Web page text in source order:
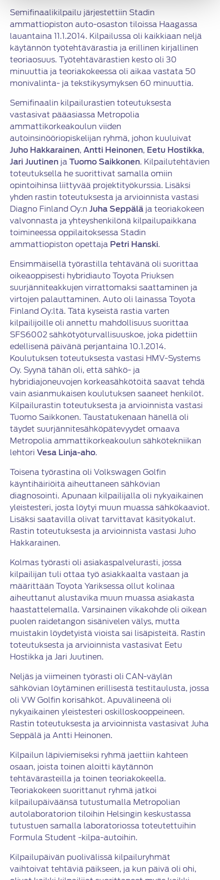
Semifinaalikilpailu järjestettiin Stadin
ammattiopiston auto-osaston tiloissa Haagassa
lauantaina 11.1.2014. Kilpailussa oli kaikkiaan neljä
käytännön työtehtävärastia ja erillinen kirjallinen
teoriaosuus. Työtehtävärastien kesto oli 30
minuuttia ja teoriakokeessa oli aikaa vastata 50
monivalinta- ja tekstikysymyksen 60 minuuttia.
Semifinaalin kilpailurastien toteutuksesta
vastasivat pääasiassa Metropolia
ammattikorkeakoulun viiden
autoinsinööriopiskelijan ryhmä, johon kuuluivat
Juho Hakkarainen, Antti Heinonen, Eetu Hostikka,
Jari Juutinen jaTuomo Saikkonen. Kilpailutehtävien
toteutuksella he suorittivat samalla omiin
opintoihinsa liittyvää projektityökurssia. Lisäksi
yhden rastin toteutuksesta ja arvioinnista vastasi
Diagno Finland Oy:n Juha Seppälä ja teoriakokeen
valvonnasta ja yhteyshenkilönä kilpailupaikkana
toimineessa oppilaitoksessa Stadin
ammattiopiston opettaja Petri Hanski.
Ensimmäisellä työrastilla tehtävänä oli suorittaa
oikeaoppisesti hybridiauto Toyota Priuksen
suurjänniteakkujen virrattomaksi saattaminen ja
virtojen palauttaminen. Auto oli lainassa Toyota
Finland Oy:ltä. Tätä kyseistä rastia varten
kilpailijoille oli annettu mahdollisuus suorittaa
SFS6002 sähkötyöturvallisuuskoe, joka pidettiin
edellisenä päivänä perjantaina 10.1.2014.
Koulutuksen toteutuksesta vastasi HMV-Systems
Oy. Syynä tähän oli, että sähkö- ja
hybridiajoneuvojen korkeasähkötöitä saavat tehdä
vain asianmukaisen koulutuksen saaneet henkilöt.
Kilpailurastin toteutuksesta ja arvioinnista vastasi
Tuomo Saikkonen. Taustatukenaan hänellä oli
täydet suurjännitesähköpätevyydet omaava
Metropolia ammattikorkeakoulun sähkötekniikan
lehtori Vesa Linja-aho.
Toisena työrastina oli Volkswagen Golfin
käyntihäiriöitä aiheuttaneen sähkövian
diagnosointi. Apunaan kilpailijalla oli nykyaikainen
yleistesteri, josta löytyi muun muassa sähkökaaviot.
Lisäksi saatavilla olivat tarvittavat käsityökalut.
Rastin toteutuksesta ja arvioinnista vastasi Juho
Hakkarainen.
Kolmas työrasti oli asiakaspalvelurasti, jossa
kilpailijan tuli ottaa työ asiakkaalta vastaan ja
määrittään Toyota Yariksessa ollut kolinaa
aiheuttanut alustavika muun muassa asiakasta
haastattelemalla. Varsinainen vikakohde oli oikean
puolen raidetangon sisänivelen välys, mutta
muistakin löydetyistä vioista sai lisäpisteitä. Rastin
toteutuksesta ja arvioinnista vastasivat Eetu
Hostikka ja Jari Juutinen.
Neljäs ja viimeinen työrasti oli CAN-väylän
sähkövian löytäminen erillisestä testitaulusta, jossa
oli VW Golfin korisähköt. Apuvälineenä oli
nykyaikainen yleistesteri oskilloskooppeineen.
Rastin toteutuksesta ja arvioinnista vastasivat Juha
Seppälä ja Antti Heinonen.
Kilpailun läpiviemiseksi ryhmä jaettiin kahteen
osaan, joista toinen aloitti käytännön
tehtävärasteilla ja toinen teoriakokeella.
Teoriakokeen suorittanut ryhmä jatkoi
kilpailupäiväänsä tutustumalla Metropolian
autolaboratorion tiloihin Helsingin keskustassa
tutustuen samalla laboratoriossa toteutettuihin
Formula Student -kilpa-autoihin.
Kilpailupäivän puolivälissä kilpailuryhmät
vaihtoivat tehtäviä päikseen, ja kun päivä oli ohi,